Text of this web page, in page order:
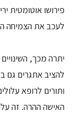
פירושו אוטומטית
לעכב את הצמיחה
יתרה מכך, השינויים
להציב אתגרים גם
ותורים לרופא
האישה ההרה. זה